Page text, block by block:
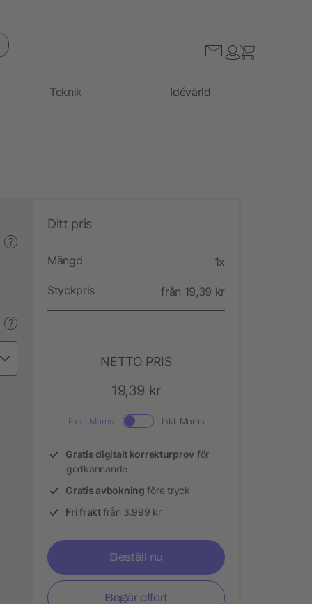
Teknik Idévärld
?
?
Ditt pris
Mängd 1x
Styckpris från 19,39 kr
NETTO PRIS
19,39 kr
Exkl. Moms. Inkl. Moms
Gratis digitalt korrekturprov för
godkännande
Gratis avbokning före tryck
Fri fraktfrån 3.999 kr
Beställ nu
Begär offert